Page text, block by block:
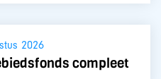
2026
compleet